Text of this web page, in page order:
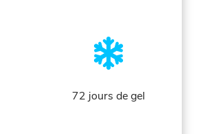
72 jours de gel